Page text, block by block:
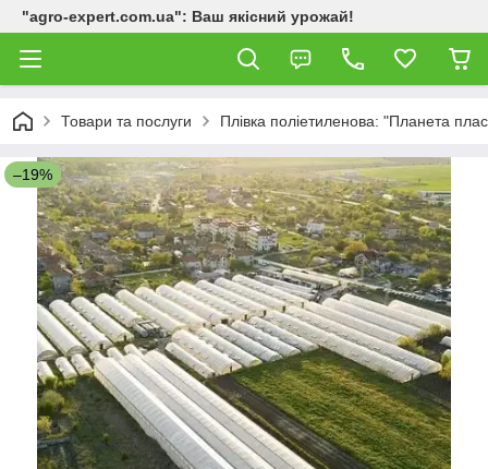
"agro-expert.com.ua": Ваш якісний урожай!
Товари та послуги Плівка поліетиленова: "Планета
–19%